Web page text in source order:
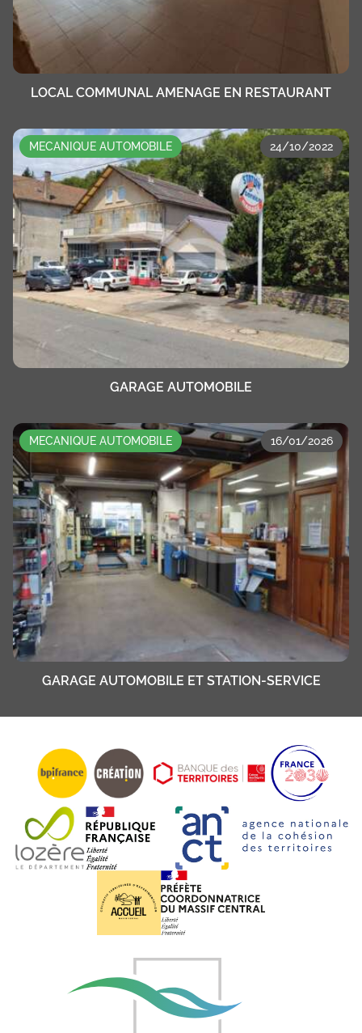
LOCAL COMMUNAL AMENAGE EN RESTAURANT
MECANIQUE AUTOMOBILE 24/10/2022
GARAGE AUTOMOBILE
MECANIQUE AUTOMOBILE 16/01/2026
GARAGE AUTOMOBILE ET STATION-SERVICE